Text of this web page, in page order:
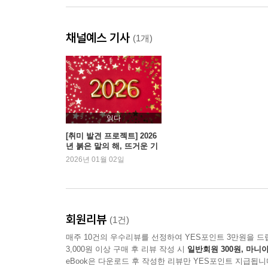
채널예스 기사 (1개)
읽다
[취미 발견 프로젝트] 2026
년 붉은 말의 해, 뜨거운 기
운을 받아 도약
2026년 01월 02일
회원리뷰 (1건)
매주 10건의 우수리뷰를 선정하여 YES포인트 3만원을 드
3,000원 이상 구매 후 리뷰 작성 시 일반회원 300원, 마니
eBook은 다운로드 후 작성한 리뷰만 YES포인트 지급됩니